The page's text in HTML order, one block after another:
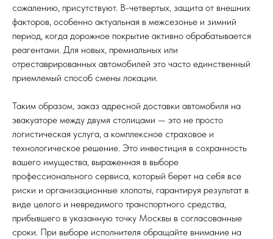
сожалению, присутствуют. В-четвертых, защита от внешних
факторов, особенно актуальная в межсезонье и зимний
период, когда дорожное покрытие активно обрабатывается
реагентами. Для новых, премиальных или
отреставрированных автомобилей это часто единственный
приемлемый способ смены локации.
Таким образом, заказ адресной доставки автомобиля на
эвакуаторе между двумя столицами — это не просто
логистическая услуга, а комплексное страховое и
технологическое решение. Это инвестиция в сохранность
вашего имущества, выраженная в выборе
профессионального сервиса, который берет на себя все
риски и организационные хлопоты, гарантируя результат в
виде целого и невредимого транспортного средства,
прибывшего в указанную точку Москвы в согласованные
сроки. При выборе исполнителя обращайте внимание на